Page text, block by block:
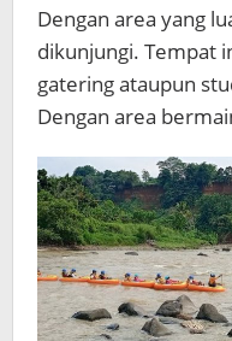
Dengan area yang
dikunjungi. Tempat
gatering ataupun
Dengan area